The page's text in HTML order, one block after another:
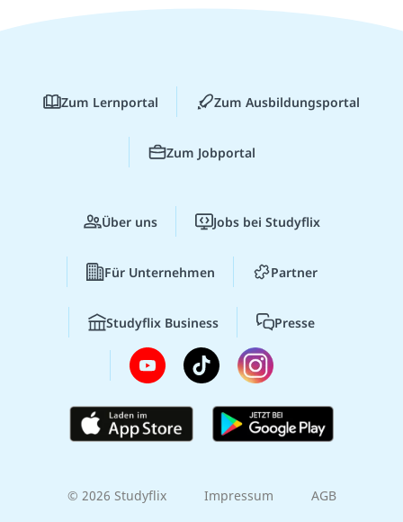
Zum Lernportal Zum Ausbildungsportal
Zum Jobportal
Über uns Jobs bei Studyflix
Für Unternehmen Partner
Studyflix Business Presse
© 2026 Studyflix Impressum AGB